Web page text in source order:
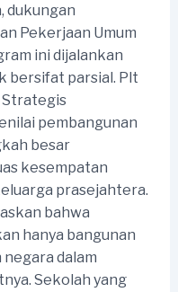
dukungan
Pekerjaan Umum
ini dijalankan
bersifat parsial. Plt
Strategis
pembangunan
besar
kesempatan
prasejahtera.
bahwa
hanya bangunan
dalam
Sekolah yang